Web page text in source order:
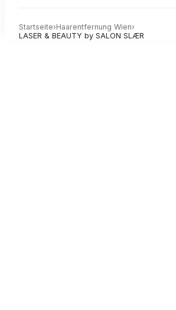
Startseite›Haarentfernung Wien›
LASER & BEAUTY by SALON SLÆR